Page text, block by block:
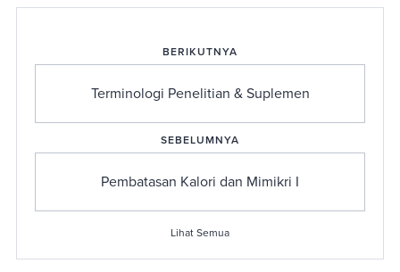
BERIKUTNYA
Terminologi Penelitian & Suplemen
SEBELUMNYA
Pembatasan Kalori dan Mimikri I
Lihat Semua